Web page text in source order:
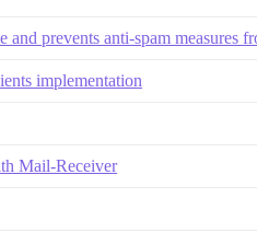
and prevents anti-spam measures
implementation
Mail-Receiver